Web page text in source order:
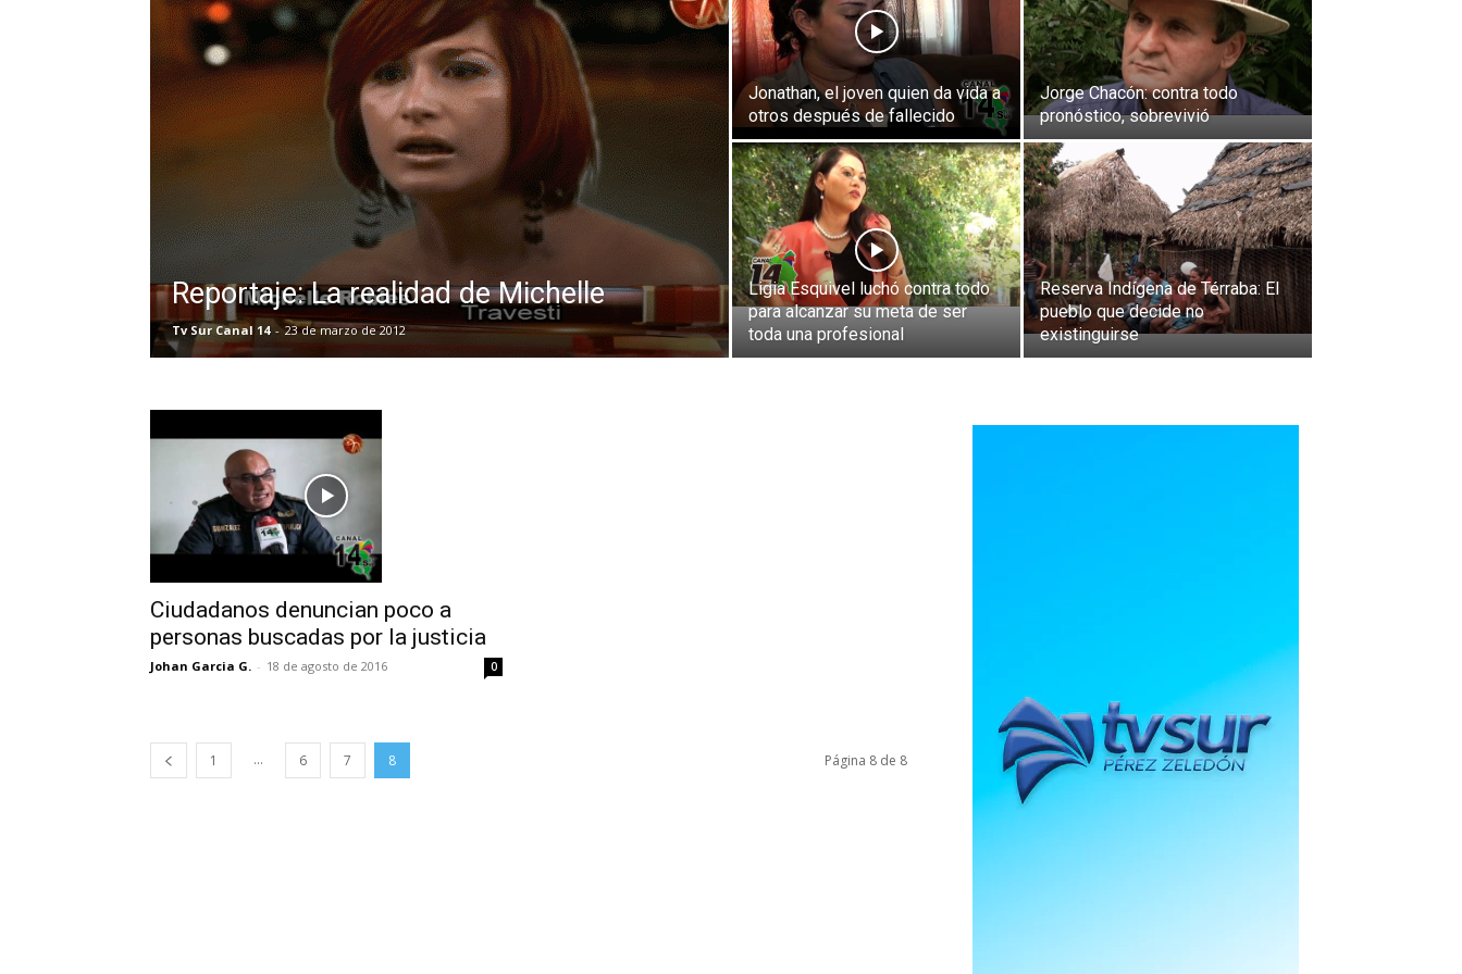
Reportaje: La realidad de Michelle
Tv Sur Canal 14 - 23 de marzo de 2012
Jonathan, el joven quien da vida a
otros después de fallecido
Jorge Chacón: contra todo
pronóstico, sobrevivió
Ligia Esquivel luchó contra todo
para alcanzar su meta de ser
toda una profesional
Reserva Indígena de Térraba: El
pueblo que decide no
existinguirse
Ciudadanos denuncian poco a
personas buscadas por la justicia
Johan Garcia G. - 18 de agosto de 2016 0
1 ... 6 7 8 Página 8 de 8